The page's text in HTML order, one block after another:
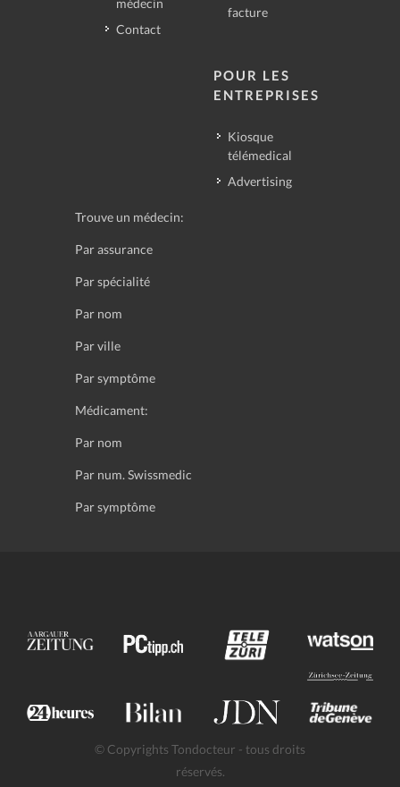
médecin
Contact
facture
POUR LES
ENTREPRISES
Kiosque
télémedical
Advertising
Trouve un médecin:
Par assurance
Par spécialité
Par nom
Par ville
Par symptôme
Médicament:
Par nom
Par num. Swissmedic
Par symptôme
© Copyrights Tondocteur - tous droits
réservés.